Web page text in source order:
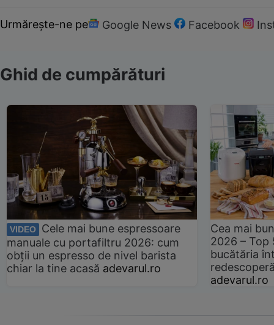
Urmărește-ne pe Google News Facebook
Ghid de cumpărături
VIDEO
Cele mai bune espressoare
manuale cu portafiltru 2026: cum
obții un espresso de nivel barista
chiar la tine acasă adevarul.ro
Cea mai
2026 –
bucătăria
adevarul.ro